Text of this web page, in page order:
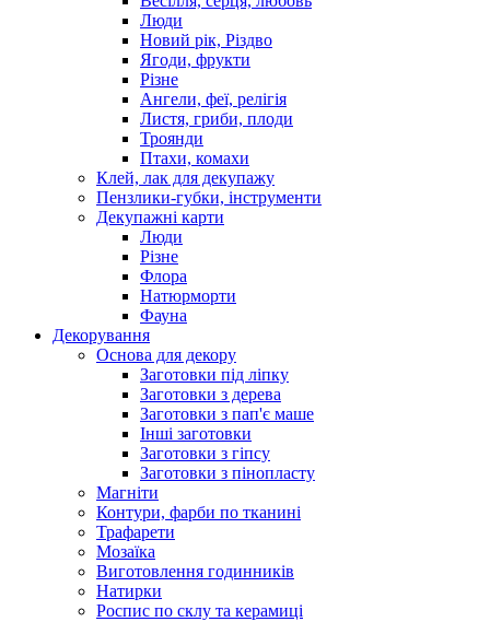
Люди
Новий рік, Різдво
Ягоди, фрукти
Різне
Ангели, феї, релігія
Листя, гриби, плоди
Троянди
Птахи, комахи
Клей, лак для декупажу
Пензлики-губки, інструменти
Декупажні карти
Люди
Різне
Флора
Натюрморти
Фауна
Декорування
Основа для декору
Заготовки під ліпку
Заготовки з дерева
Заготовки з пап'є маше
Інші заготовки
Заготовки з гіпсу
Заготовки з пінопласту
Магніти
Контури, фарби по тканині
Трафарети
Мозаїка
Виготовлення годинників
Натирки
Роспис по склу та керамиці